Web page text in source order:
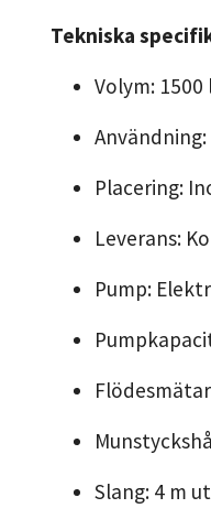
Tekniska
Volym:
Placering:
Leverans:
Pump:
Slang: 4 m